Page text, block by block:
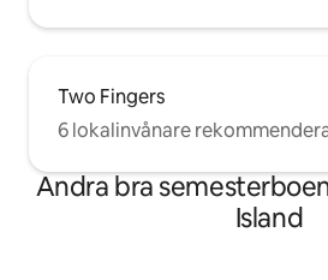
Two Fingers
6 lokalinvånare
Andra bra
Island